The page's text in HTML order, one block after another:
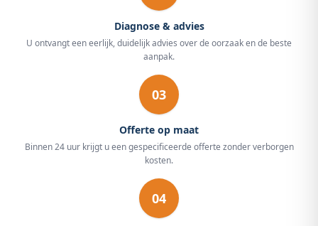
Diagnose & advies
U ontvangt een eerlijk, duidelijk advies over de oorzaak en de beste
aanpak.
03
Offerte op maat
Binnen 24 uur krijgt u een gespecificeerde offerte zonder verborgen
kosten.
04